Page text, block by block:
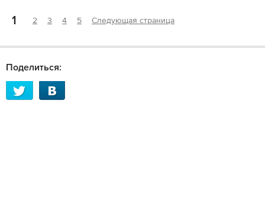
1 2 3 4 5 Следующая страница
Поделиться: